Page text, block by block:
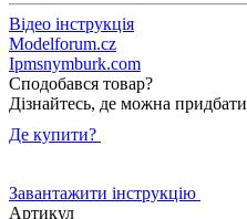
Відео інструкція
Modelforum.cz
Ipmsnymburk.com
Сподобався товар?
Дізнайтесь, де можна придбати
Де купити?
Завантажити інструкцію
Артикул